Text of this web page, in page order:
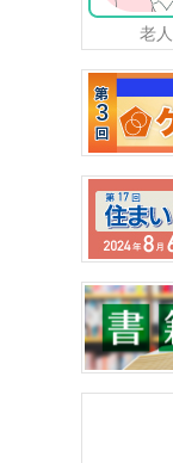
老